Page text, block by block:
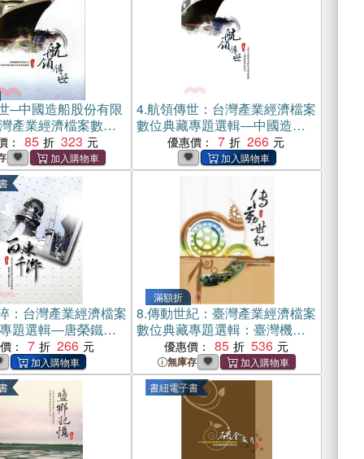
─中國造船股份有限
產業經濟檔案數位
輯-印記九(附光碟)
： 85 323
4.航領傳世：台灣產業經濟檔案
數位典藏專題選輯―中國造船
股份有限公司‧印記九(電子書)
優惠價： 7 266
：台灣產業經濟檔案
題選輯―唐榮鐵工
公司‧印記八(電子
： 7 266
滿額折
8.傳動世紀：臺灣產業經濟檔案
數位典藏專題選輯：臺灣機械
股份有限公司印記七
優惠價： 85 536
無庫存
書紐電子書